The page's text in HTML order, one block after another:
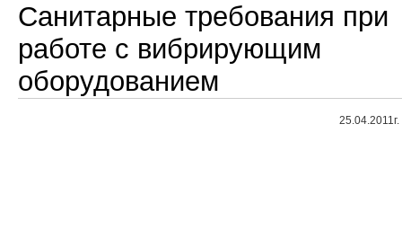
Санитарные требования при
работе с вибрирующим
оборудованием
25.04.2011г.